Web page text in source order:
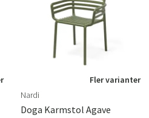
Fler varianter
Nardi
Doga Karmstol Agave